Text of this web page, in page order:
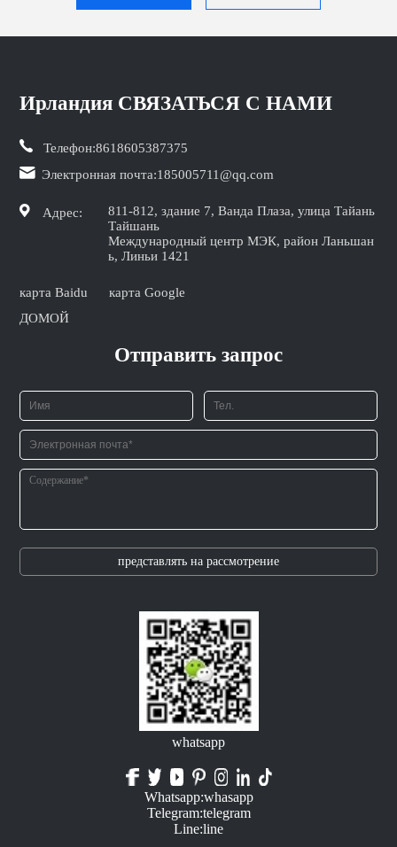
Ирландия СВЯЗАТЬСЯ С НАМИ
Телефон:8618605387375
Электронная почта:185005711@qq.com
Адрес:
811-812, здание 7, Ванда Плаза, улица Тайань
Тайшань
Международный центр МЭК, район Ланьшан
ь, Линьи 1421
карта Baidu
карта Google
ДОМОЙ
Отправить запрос
представлять на рассмотрение
whatsapp
Whatsapp:whasapp
Telegram:telegram
Line:line